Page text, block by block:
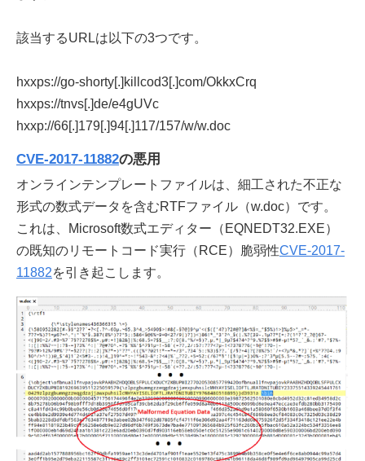
該当するURLは以下の3つです。
hxxps://go-shorty[.]killcod3[.]com/OkkxCrq
hxxps://tnvs[.]de/e4gUVc
hxxp://66[.]179[.]94[.]117/157/w/w.doc
CVE-2017-11882の悪用
オンラインテンプレートファイルは、細工された不正な
形式の数式データを含むRTFファイル（w.doc）です。
これは、Microsoft数式エディター（EQNEDT32.EXE）
の既知のリモートコード実行（RCE）脆弱性CVE-2017-
11882を引き起こします。